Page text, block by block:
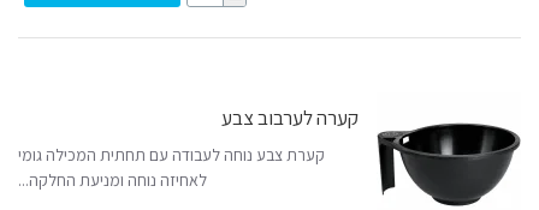
קערה לערבוב צבע
קערת צבע נוחה לעבודה עם תחתית המכילה גומי
לאחיזה נוחה ומניעת החלקה...